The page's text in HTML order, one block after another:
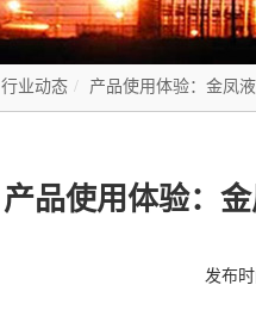
行业动态 产品使用体验：金凤
产品使用体验：
发布